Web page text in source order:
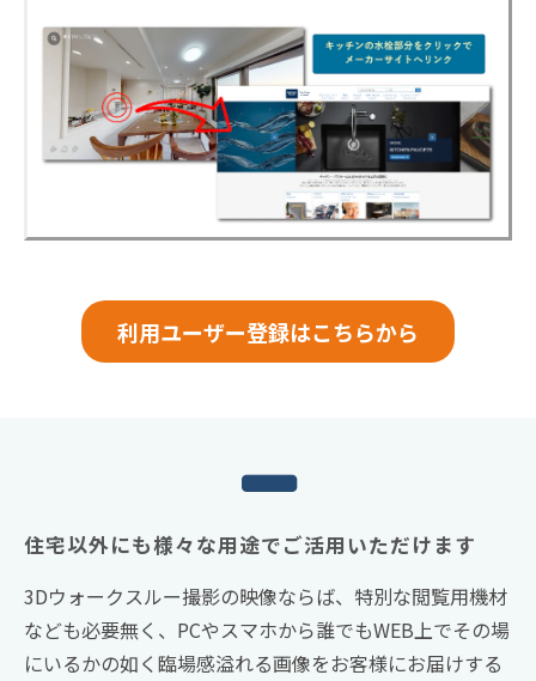
利用ユーザー登録はこちらから
住宅以外にも様々な用途でご活用いただけます
3Dウォークスルー撮影の映像ならば、特別な閲覧用機材
なども必要無く、PCやスマホから誰でもWEB上でその場
にいるかの如く臨場感溢れる画像をお客様にお届けする